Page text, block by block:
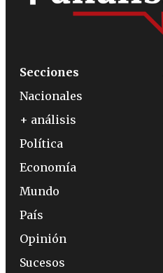
Secciones
Nacionales
+ análisis
Política
Economía
Mundo
País
Opinión
Sucesos